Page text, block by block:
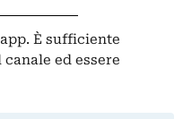
È sufficiente
ed essere